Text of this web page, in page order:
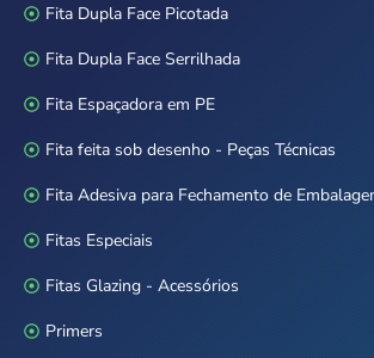
Fita Dupla Face Picotada
Fita Dupla Face Serrilhada
Fita Espaçadora em PE
Fita feita sob desenho - Peças Técnicas
Fita Adesiva para Fechamento de
Fitas Especiais
Fitas Glazing - Acessórios
Primers